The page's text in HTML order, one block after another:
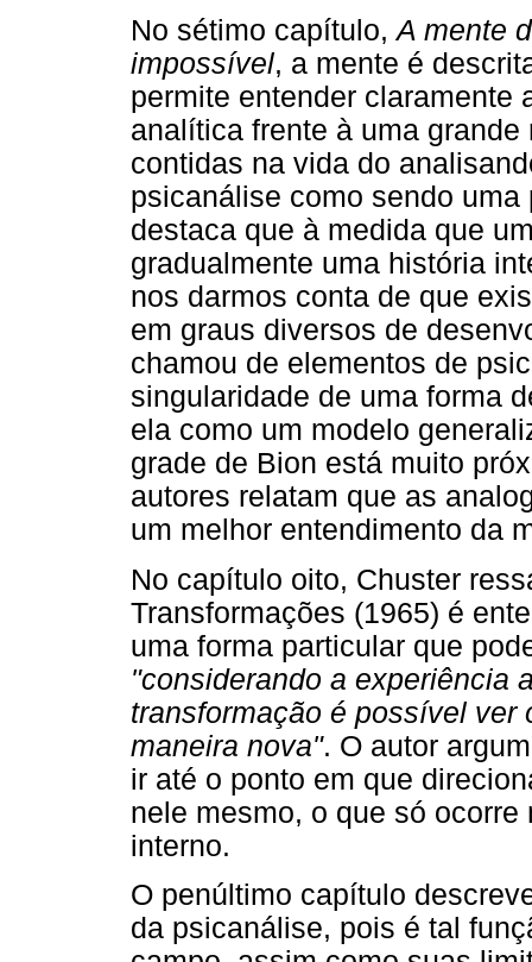
No sétimo capítulo,A mente
impossível, a mente é
permite entender claramente
analítica frente à uma
contidas na vida do
psicanálise como sendo
destaca que à medida que
gradualmente uma história
nos darmos conta de que
em graus diversos de
chamou de elementos de
singularidade de uma forma
ela como um modelo
grade de Bion está muito
autores relatam que as
um melhor entendimento da
No capítulo oito, Chuster
Transformações (1965) é
uma forma particular que
"considerando a experiência
transformação é possível ver
maneira nova". O autor
ir até o ponto em que
nele mesmo, o que só
interno.
O penúltimo capítulo
da psicanálise, pois é tal